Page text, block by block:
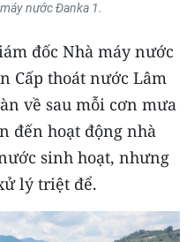
Bắc
nước Đanka 1.
đốc Nhà máy nước
Cấp thoát nước Lâm
về sau mỗi cơn mưa
đến hoạt động nhà
sinh hoạt, nhưng
lý triệt để.